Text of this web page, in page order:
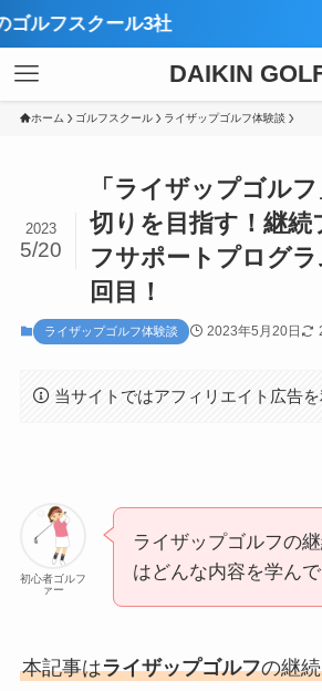
DAIKIN
ホーム ゴルフスクール ライザップゴルフ体験談
「ライザップゴル
切りを目指す！継続
フサポートプログ
回目！
2023
5/20
ライザップゴルフ体験談 2023年5月20日
当サイトではアフィリエイト広告を
初心者ゴルフ
ァー
ライザップゴルフの
はどんな内容を学ん
本記事はライザップゴルフの継